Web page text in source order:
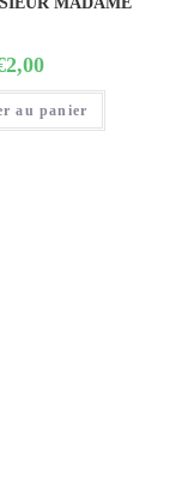
2,00
au panier